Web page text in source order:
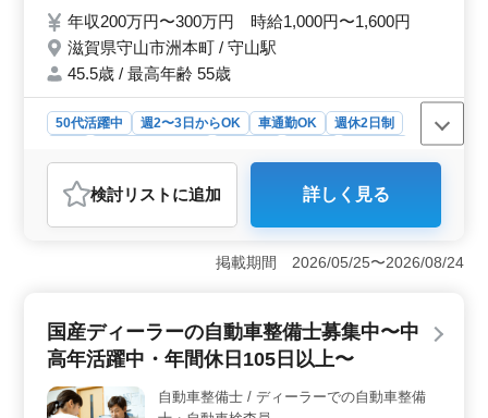
様のご応募お待ちしております。
年収200万円〜300万円 時給1,000円〜1,600円
滋賀県守山市洲本町 / 守山駅
45.5歳 / 最高年齢 55歳
50代活躍中 週2〜3日からOK 車通勤OK
週休2日制
アルバイト・パート
医療事務・受付
おすすめポイント
＜経験者活躍の場＞ ベテランの医療事務経験者にとっ
きるます。シニア層も活躍している職場です。 ＜柔
軟な勤務条件＞ 週3日以上の勤務から可能で、出勤日や
時間帯の相談も可能です。多様な雇用形態があり、正社
定派遣社員から選べます。車通勤が可能で、無料駐車場
検討リスト に追加 詳しく見る
掲載期間 2026/05/25〜2026/08/24
国産ディーラーの自動車整備士募集中〜中
高年活躍中・年間休日105日以上〜
自動車整備士 / ディーラーでの自動車整備